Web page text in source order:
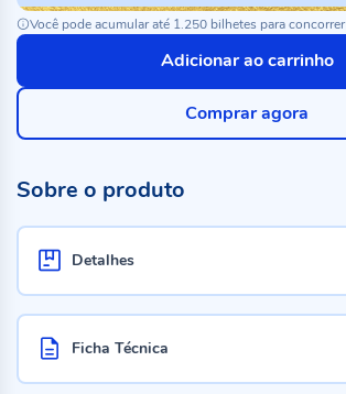
Você pode acumular até 1.250 bilhetes para concorrer
Adicionar ao carrinho
Comprar agora
Sobre o produto
Detalhes
Ficha Técnica